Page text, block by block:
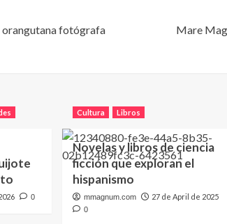
fotógrafa
Mare
0
Cultura Libros
Novelas y libros de ciencia
ficción que exploran el
hispanismo
mmagnum.com 27 de April de 2025
0